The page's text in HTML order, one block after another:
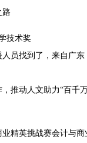
路
技术奖
员找到了，来自广东
推动人文助力“百千
精英挑战赛会计与